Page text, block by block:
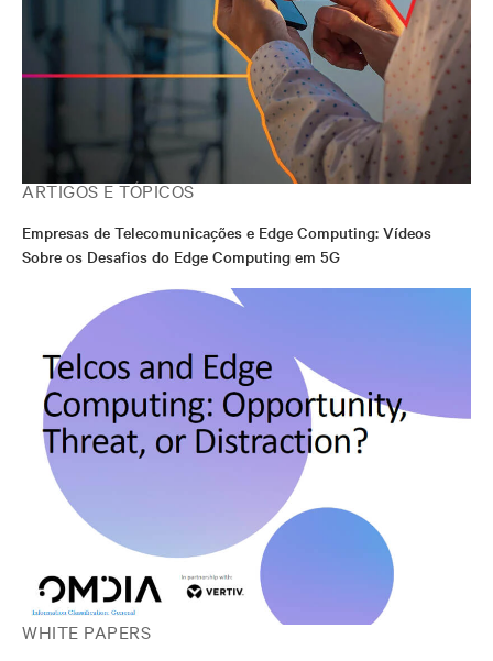
ARTIGOS E TÓPICOS
Empresas de Telecomunicações e Edge Computing: Vídeos
Sobre os Desafios do Edge Computing em 5G
WHITE PAPERS